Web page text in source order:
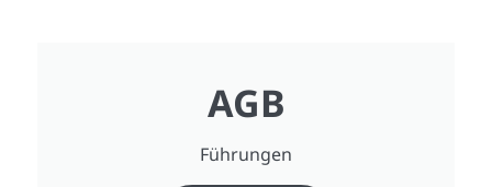
AGB
Führungen